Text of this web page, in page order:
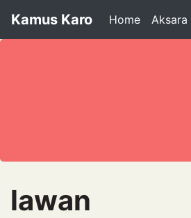
Kamus Karo Home Aksara
lawan